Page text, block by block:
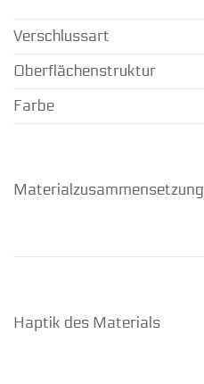
Verschlussart
Oberflächenstruktur
Farbe
Materialzusammensetzung
Haptik des Materials